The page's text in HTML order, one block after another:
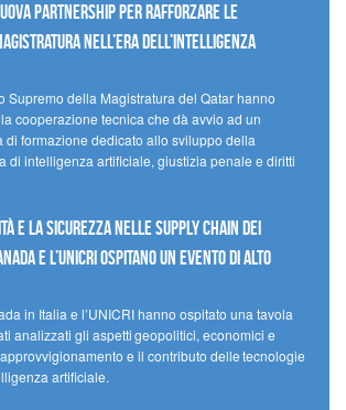
nuova partnership per rafforzare le
nell’era dell’intelligenza
Supremo della Magistratura del Qatar hanno
cooperazione tecnica che dà avvio ad un
di formazione dedicato allo sviluppo della
di intelligenza artificiale, giustizia penale e diritti
e la sicurezza nelle supply chain dei
e l’UNICRI ospitano un evento di alto
in Italia e l’UNICRI hanno ospitato una tavola
analizzati gli aspetti geopolitici, economici e
e il contributo delle tecnologie
artificiale.